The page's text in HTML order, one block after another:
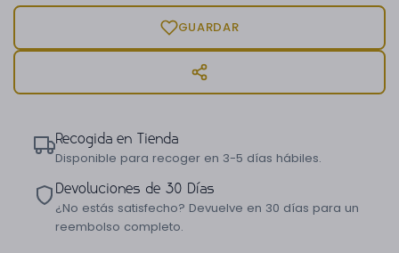
GUARDAR
Recogida en Tienda
Disponible para recoger en 3-5 días hábiles.
Devoluciones de 30 Días
¿No estás satisfecho? Devuelve en 30 días para un
reembolso completo.